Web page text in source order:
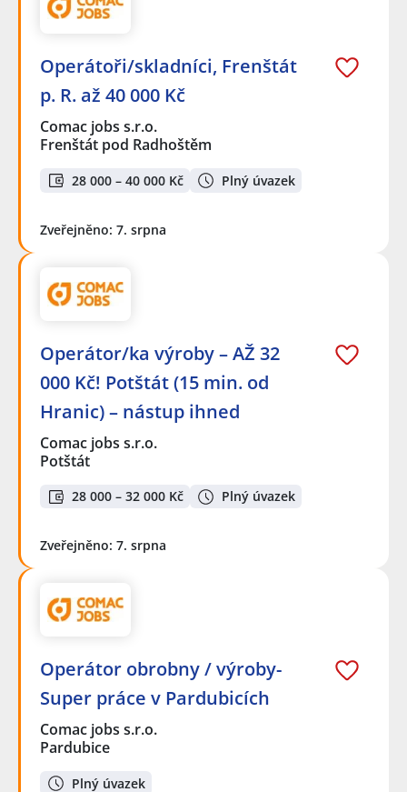
Operátoři/skladníci, Frenštát
p. R. až 40 000 Kč
Comac jobs s.r.o.
Frenštát pod Radhoštěm
28 000 – 40 000 Kč Plný úvazek
Zveřejněno: 7. srpna
Operátor/ka výroby – AŽ 32
000 Kč! Potštát (15 min. od
Hranic) – nástup ihned
Comac jobs s.r.o.
Potštát
28 000 – 32 000 Kč Plný úvazek
Zveřejněno: 7. srpna
Operátor obrobny / výroby-
Super práce v Pardubicích
Comac jobs s.r.o.
Pardubice
Plný úvazek